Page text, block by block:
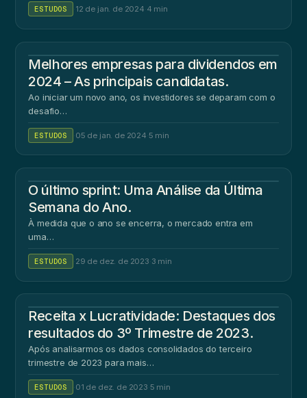
ESTUDOS 12 de jan. de 2024 4 min
Melhores empresas para dividendos em
2024 – As principais candidatas.
Ao iniciar um novo ano, os investidores se deparam com o
desafio…
ESTUDOS 05 de jan. de 2024 5 min
O último sprint: Uma Análise da Última
Semana do Ano.
À medida que o ano se encerra, o mercado entra em
uma…
ESTUDOS 29 de dez. de 2023 3 min
Receita x Lucratividade: Destaques dos
resultados do 3º Trimestre de 2023.
Após analisarmos os dados consolidados do terceiro
trimestre de 2023 para mais…
ESTUDOS 01 de dez. de 2023 5 min